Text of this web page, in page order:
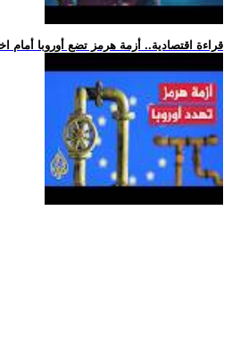
.. قراءة اقتصادية.. أزمة هرمز تضع أوروبا أمام